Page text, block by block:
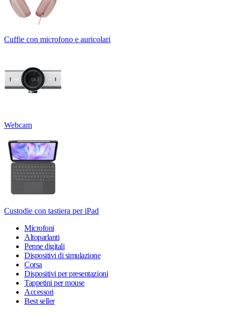
Cuffie con microfono e auricolari
Webcam
Custodie con tastiera per iPad
Microfoni
Altoparlanti
Penne digitali
Dispositivi di simulazione
Corsa
Dispositivi per presentazioni
Tappetini per mouse
Accessori
Best seller